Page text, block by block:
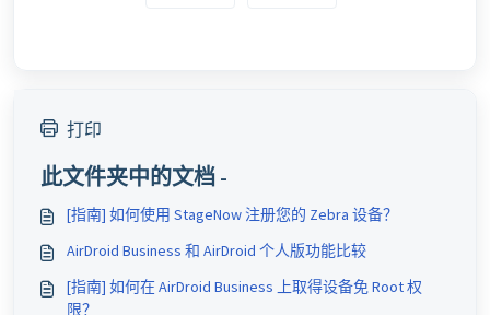
打印
此文件夹中的文档 -
[指南] 如何使用 StageNow 注册您的 Zebra 设备？
AirDroid Business 和 AirDroid 个人版功能比较
[指南] 如何在 AirDroid Business 上取得设备免 Root 权
限？